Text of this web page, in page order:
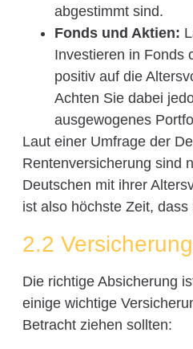
abgestimmt sind.
Fonds und Aktien:
Investieren in Fonds
positiv auf die
Achten Sie dabei
ausgewogenes
Laut einer Umfrage der
Rentenversicherung sind
Deutschen mit ihrer
ist also höchste Zeit,
2.2
Die richtige Absicherung
einige wichtige
Betracht ziehen sollten: